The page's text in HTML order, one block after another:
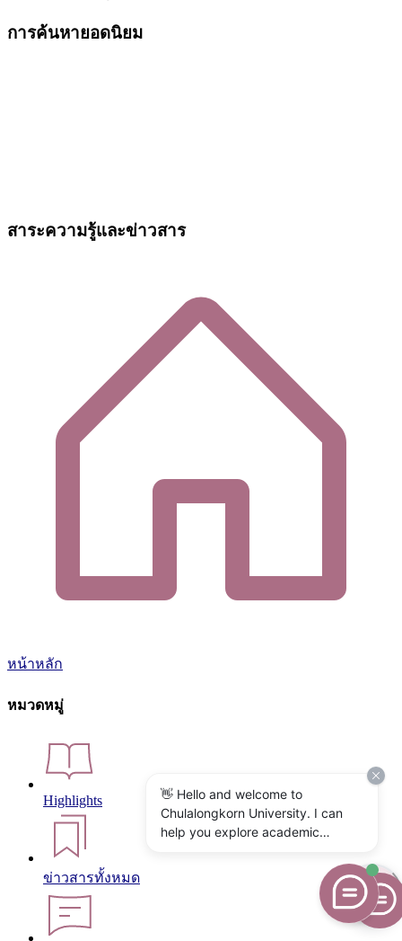
การค้นหายอดนิยม
สาระความรู้และข่าวสาร
หน้าหลัก
หมวดหมู่
Highlights
ข่าวสารทั้งหมด
👋 Hello and welcome to
Chulalongkorn University. I can
help you explore academic